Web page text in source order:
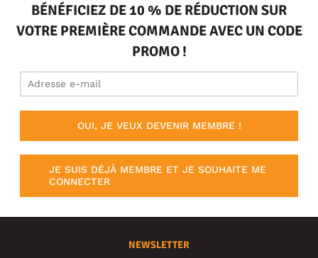
BÉNÉFICIEZ DE 10 % DE RÉDUCTION SUR
VOTRE PREMIÈRE COMMANDE AVEC UN CODE
PROMO !
OUI, JE VEUX DEVENIR MEMBRE !
JE SUIS DÉJÀ MEMBRE ET JE SOUHAITE ME
CONNECTER
NEWSLETTER